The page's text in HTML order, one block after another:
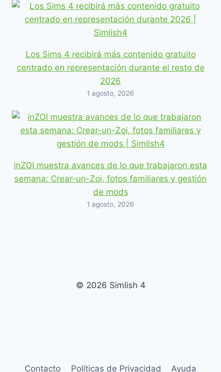
Los Sims 4 recibirá más contenido gratuito
centrado en representación durante el resto de
2026
1 agosto, 2026
inZOI muestra avances de lo que trabajaron esta
semana: Crear-un-Zoi, fotos familiares y gestión
de mods
1 agosto, 2026
© 2026 Simlish 4
Contacto Políticas de Privacidad Ayuda